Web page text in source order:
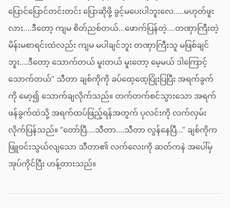
ပြောင်ပြောင်တင်းတင်း ပြောဆိုဖို့ ခွင့်မပေးပါဘူးလေ…..မဟုတ်ဖူး
လား….ဒီတော့ ကျမ စိတ်ညစ်တယ်…ဖောက်ပြန်တဲ့….တဏှာကြီးတဲ့
မိန်းမစာရင်းထဲလည်း ကျမ မပါချင်ဘူး တဏှာကြီးသူ မဖြစ်ချင်
ဘူး….ဒီတော့ သောက်တယ် မူးတယ် မူးတော့ မေ့မယ် ဒါကြောင့်
သောက်တယ်” သီတာ ချစ်ကိုကို ခပ်ထေ့ထေ့ပြုံးပြပြီး အရက်ခွက်
ကို မော့၍ သောက်ချလိုက်သည်။ တက်တက်စင်သွားသော အရက်
ဖန်ခွက်ထဲသို့ အရက်ထပ်ဖြည့်ရန်အတွက် ပုလင်းကို လက်လှမ်း
လိုက်ပြန်သည်။ “တော်ပြီ….သီတာ….သီတာ လွန်နေပြီ…” ချစ်ကိုက
ဖြူဝင်းသွယ်လျသော သီတာ၏ လက်လေးကို ဆတ်ကနဲ အပေါ်မှ
အုပ်ကိုင်ပြီး ဟန့်တားသည်။